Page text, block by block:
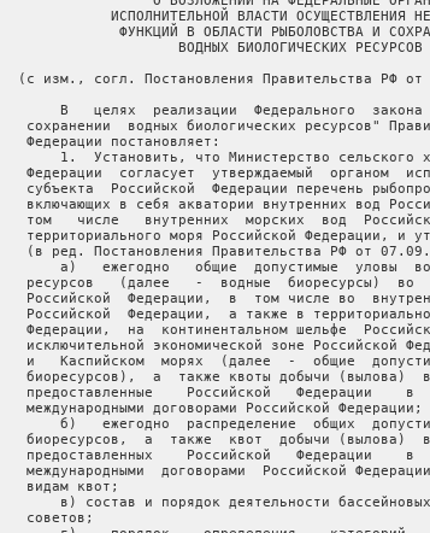
ИСПОЛНИТЕЛЬНОЙ ВЛАСТИ ОСУЩЕСТВЛЕНИЯ
ФУНКЦИЙ В ОБЛАСТИ РЫБОЛОВСТВА И
                     ВОДНЫХ БИОЛОГИЧЕСКИХ РЕСУРСОВ
(с изм., согл. Постановления Правительства РФ от
В   целях  реализации  Федерального  закона
сохранении  водных биологических ресурсов"
   Федерации постановляет:
1.  Установить, что Министерство сельского
Федерации  согласует  утверждаемый  органом
субъекта  Российской  Федерации перечень
включающих в себя акватории внутренних вод
том   числе   внутренних  морских  вод
территориального моря Российской Федерации, и
(в ред. Постановления Правительства РФ от
а)   ежегодно   общие  допустимые  уловы
ресурсов   (далее   -  водные  биоресурсы)  во
Российской  Федерации,  в  том числе во
Российской  Федерации,  а также в
Федерации,  на  континентальном шельфе
исключительной экономической зоне Российской
и   Каспийском  морях  (далее  -  общие
биоресурсов),  а  также квоты добычи (вылова)
предоставленные    Российской   Федерации    в
   международными договорами Российской Федерации;
б)   ежегодно  распределение  общих
биоресурсов,  а  также  квот  добычи (вылова)
предоставленных    Российской   Федерации    в
международными  договорами  Российской
   видам квот;
в) состав и порядок деятельности
   советов;